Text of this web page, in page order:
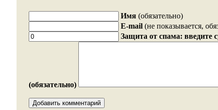
Имя (обязательно)
E-mail (не показывается,
Защита от спама: введите
(обязательно)